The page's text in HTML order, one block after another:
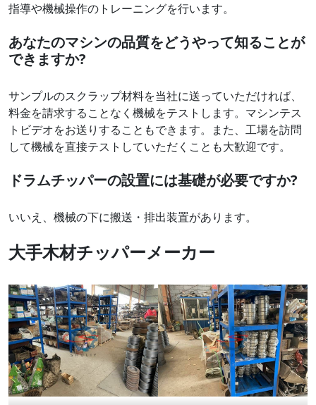
指導や機械操作のトレーニングを行います。
あなたのマシンの品質をどうやって知ることが
できますか?
サンプルのスクラップ材料を当社に送っていただければ、
料金を請求することなく機械をテストします。マシンテス
トビデオをお送りすることもできます。また、工場を訪問
して機械を直接テストしていただくことも大歓迎です。
ドラムチッパーの設置には基礎が必要ですか?
いいえ、機械の下に搬送・排出装置があります。
大手木材チッパーメーカー